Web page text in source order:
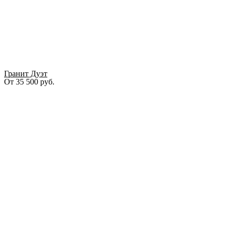
Гранит Дуэт
От 35 500 руб.